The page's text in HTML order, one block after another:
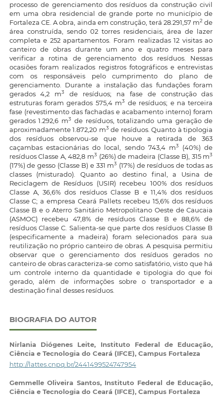
processo de gerenciamento dos resíduos da construção civil
em uma obra residencial de grande porte no município de
Fortaleza CE. A obra, ainda em construção, terá 28.291,57 m2 de
área construída, sendo 02 torres residenciais, área de lazer
completa e 252 apartamentos. Foram realizadas 12 visitas ao
canteiro de obras durante um ano e quatro meses para
verificar a rotina de gerenciamento dos resíduos. Nessas
ocasiões foram realizados registros fotográficos e entrevistas
com os responsáveis pelo cumprimento do plano de
gerenciamento. Durante a instalação das fundações foram
gerados 4,2 m3
de resíduos; na fase de construção das
estruturas foram gerados 575,4 m3
de resíduos; e na terceira
fase (revestimento das fachadas e acabamento interno) foram
gerados 1.292,6 m3
de resíduos, totalizando uma geração de
aproximadamente 1.872,20 m3 de resíduos. Quanto à tipologia
dos resíduos observou-se que houve a retirada de 363
caçambas estacionárias do local, sendo 743,4 m3
(40%) de
resíduos Classe A, 482,8 m3 (26%) de madeira (Classe B), 315 m3
(17%) de gesso (Classe B) e 331 m3 (17%) de resíduos de todas as
classes (misturado). Quanto ao destino final, a Usina de
Reciclagem de Resíduos (USIR) recebeu 100% dos resíduos
Classe A, 36,6% dos resíduos Classe B e 11,4% dos resíduos
Classe C; a empresa Ceará Pallets recebeu 15,6% dos resíduos
Classe B e o Aterro Sanitário Metropolitano Oeste de Caucaia
(ASMOC) recebeu 47,8% de resíduos Classe B e 88,6% de
resíduos Classe C. Salienta-se que parte dos resíduos Classe B
(especificamente a madeira) foram selecionados para sua
reutilização no próprio canteiro de obras. A pesquisa permitiu
observar que o gerenciamento dos resíduos gerados no
canteiro de obras caracteriza-se como satisfatório, visto que há
um controle interno da quantidade e tipologia do que foi
gerado, além de informações sobre o transportador e a
destinação final desses resíduos.
BIOGRAFIA DO AUTOR
Nirlania Diógenes Leite, Instituto Federal de Educação,
Ciência e Tecnologia do Ceará (IFCE), Campus Fortaleza
http://lattes.cnpq.br/2441499524747954
Gemmelle Oliveira Santos, Instituto Federal de Educação,
Ciência e Tecnologia do Ceará (IFCE), Campus Fortaleza